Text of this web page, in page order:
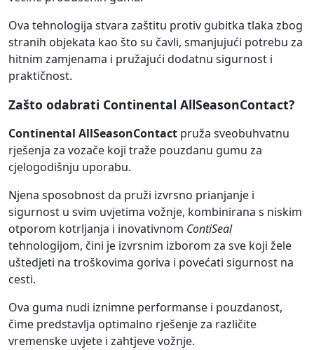
Ova tehnologija stvara zaštitu protiv gubitka tlaka zbog
stranih objekata kao što su čavli, smanjujući potrebu za
hitnim zamjenama i pružajući dodatnu sigurnost i
praktičnost.
Zašto odabrati Continental AllSeasonContact?
Continental AllSeasonContact pruža sveobuhvatnu
rješenja za vozače koji traže pouzdanu gumu za
cjelogodišnju uporabu.
Njena sposobnost da pruži izvrsno prianjanje i
sigurnost u svim uvjetima vožnje, kombinirana s niskim
otporom kotrljanja i inovativnom ContiSeal
tehnologijom, čini je izvrsnim izborom za sve koji žele
uštedjeti na troškovima goriva i povećati sigurnost na
cesti.
Ova guma nudi iznimne performanse i pouzdanost,
čime predstavlja optimalno rješenje za različite
vremenske uvjete i zahtjeve vožnje.